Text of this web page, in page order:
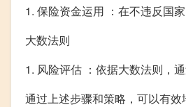
1. 保险资金运用 ：在不违反国
大数法则
1. 风险评估 ：依据大数法则，
通过上述步骤和策略，可以有